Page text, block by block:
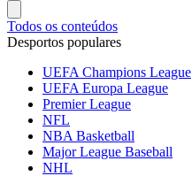
Todos os conteúdos
Desportos populares
UEFA Champions League
UEFA Europa League
Premier League
NFL
NBA Basketball
Major League Baseball
NHL